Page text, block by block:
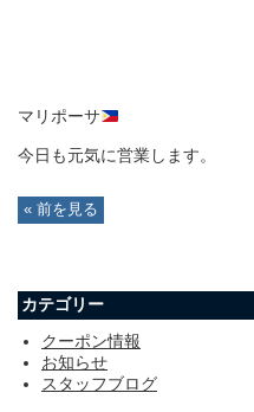
マリポーサ
今日も元気に営業します。
« 前を見る
カテゴリー
クーポン情報
お知らせ
スタッフブログ